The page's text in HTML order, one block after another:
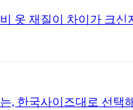
옷 재질이 차이가 크신
, 한국사이즈대로 선택